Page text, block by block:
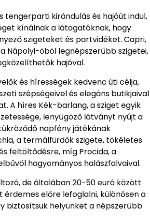
tengerparti kirándulás és hajóút indul,
kínálnak a látogatóknak, hogy
szigeteket és partvidéket. Capri,
Nápolyi-öböl legnépszerűbb szigetei,
hajóval.
és hírességek kedvenc úti célja,
szépségeivel és elegáns butikjaival
A híres Kék-barlang, a sziget egyik
lenyűgöző látványt nyújt a
napfény játékának
a termálfürdők szigete, tökéletes
feltöltődésre, míg Procida, a
hagyományos halászfalvaival.
de általában 20-50 euró között
érdemes előre lefoglalni, különösen a
biztosítsuk helyünket a népszerűbb